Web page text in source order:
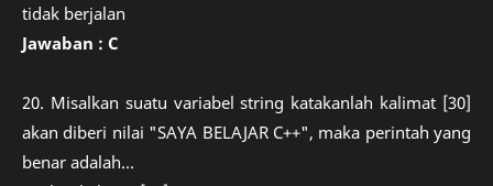
tidak berjalan
Jawaban : C
20. Misalkan suatu variabel string katakanlah kalimat [30]
akan diberi nilai "SAYA BELAJAR C++", maka perintah yang
benar adalah...